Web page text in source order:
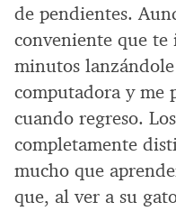
de pendientes.
conveniente que
minutos
computadora y me
cuando regreso.
completamente
mucho que
que, al ver a su